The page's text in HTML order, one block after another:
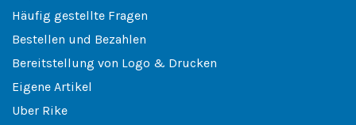
Häufig gestellte Fragen
Bestellen und Bezahlen
Bereitstellung von Logo & Drucken
Eigene Artikel
Uber Rike